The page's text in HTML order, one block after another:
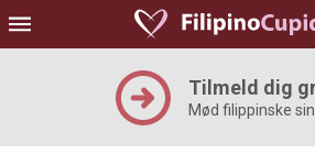
Tilmeld dig
Mød filippinske